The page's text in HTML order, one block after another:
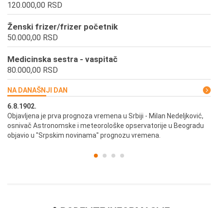
120.000,00 RSD
Ženski frizer/frizer početnik
50.000,00 RSD
Medicinska sestra - vaspitač
80.000,00 RSD
NA DANAŠNJI DAN
6.8.1902.
Objavljena je prva prognoza vremena u Srbiji - Milan Nedeljković,
osnivač Astronomske i meteorološke opservatorije u Beogradu
objavio u "Srpskim novinama" prognozu vremena.